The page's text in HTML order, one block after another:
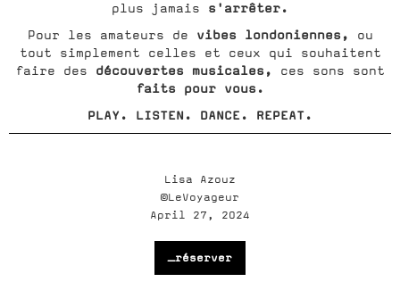
plus jamais s'arrêter.
Pour les amateurs de vibes londoniennes, ou
tout simplement celles et ceux qui souhaitent
faire des découvertes musicales, ces sons sont
faits pour vous.
PLAY. LISTEN. DANCE. REPEAT.
Lisa Azouz
©LeVoyageur
April 27, 2024
_réserver